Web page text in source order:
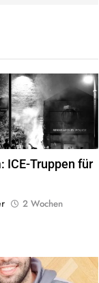
© Chad Davis.jpg
ICE-Truppen für
2 Wochen
Twitter Mustafa ayyash